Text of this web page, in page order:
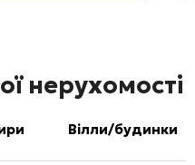
нерухомості
Вілли/будинки